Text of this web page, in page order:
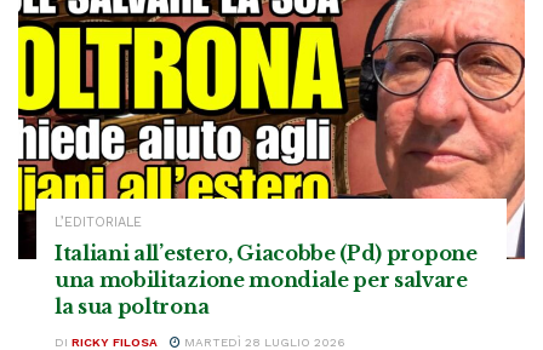
L’EDITORIALE
Italiani all’estero, Giacobbe (Pd) propone
una mobilitazione mondiale per salvare
la sua poltrona
DI RICKY FILOSA MARTEDÌ 28 LUGLIO 2026